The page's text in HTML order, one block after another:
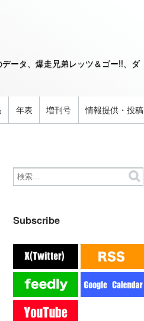
ータ、爆走兄弟レッツ＆ゴー!!、ダ
年表 増刊号 情報提供・投稿
Subscribe